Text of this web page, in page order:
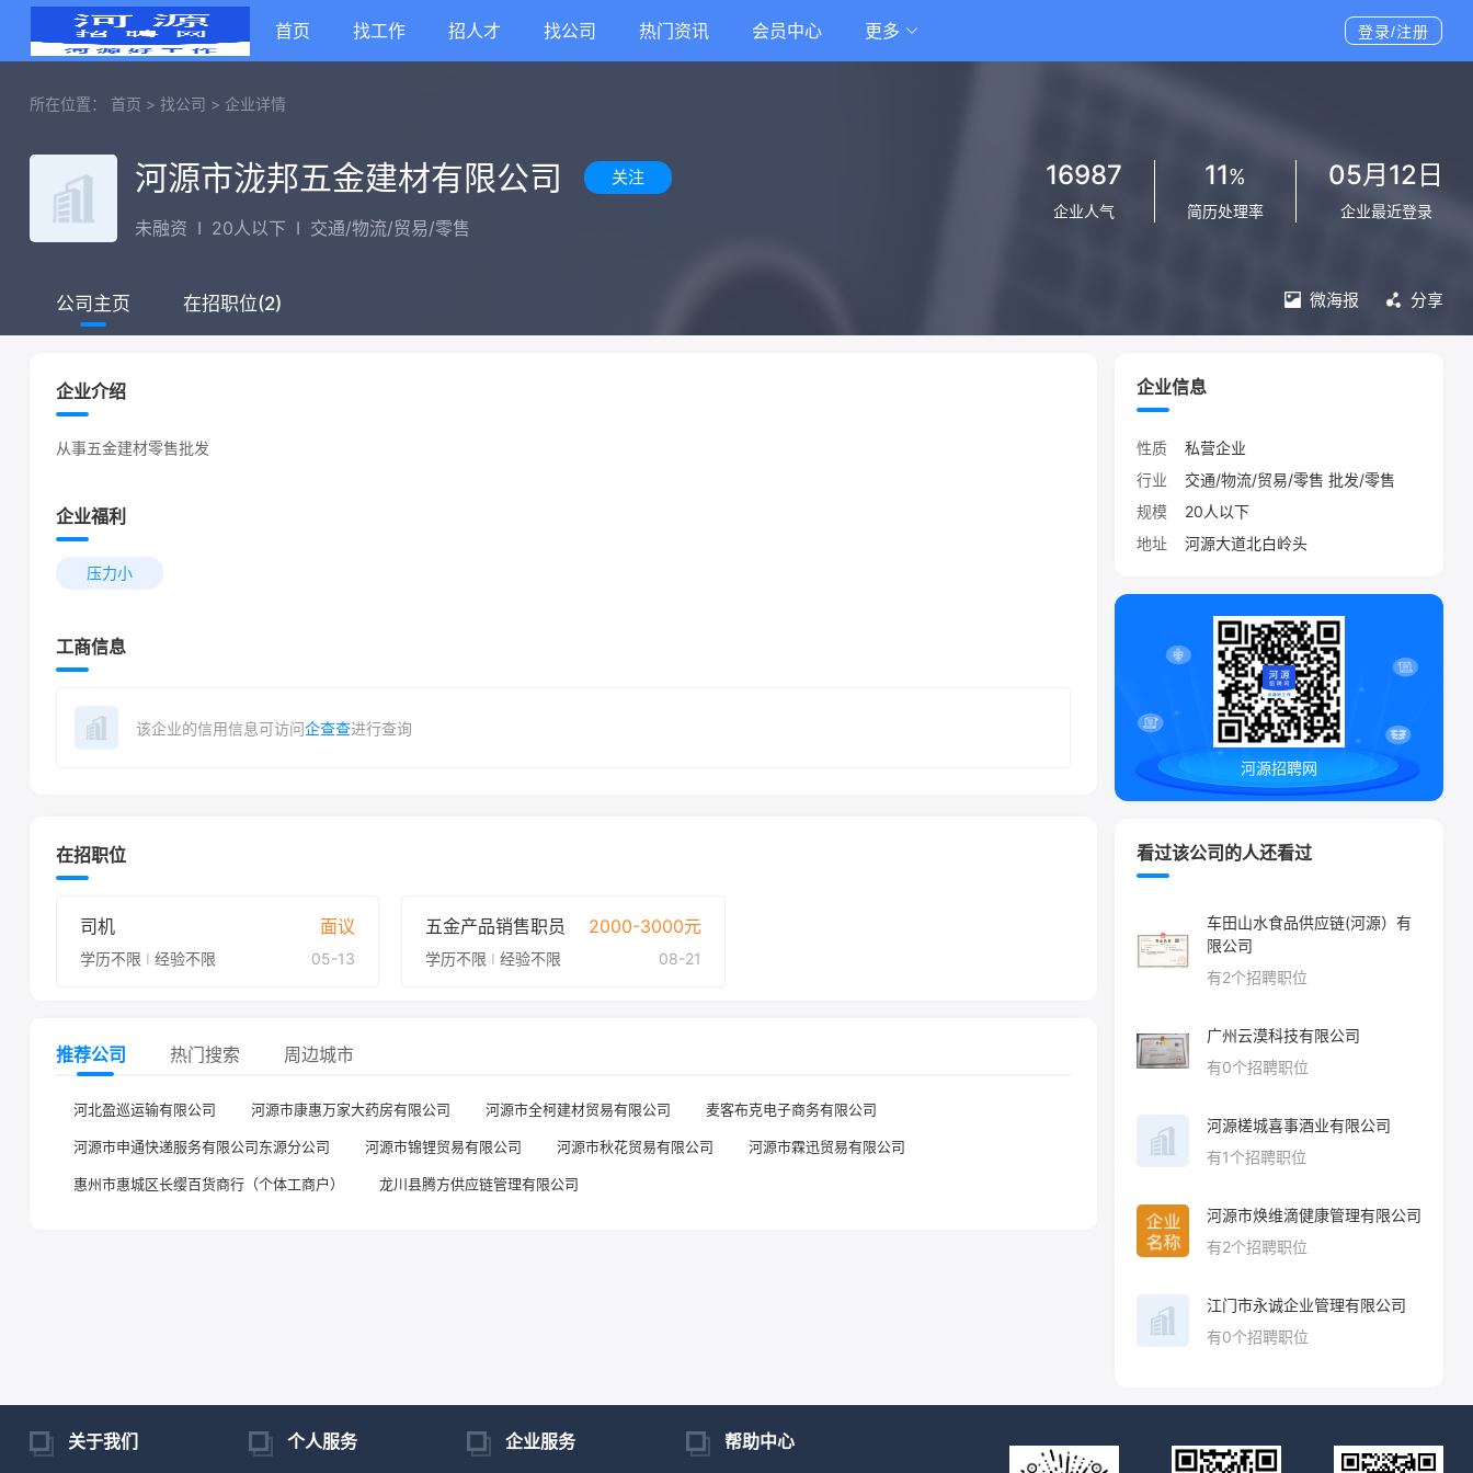
首页 找工作 招人才 找公司 热门资讯 会员中心 更多 登录/注册
所在位置： 首页 > 找公司 > 企业详情
河源市泷邦五金建材有限公司 关注
未融资 I 20人以下 I 交通/物流/贸易/零售
16987
企业人气
11%
简历处理率
05月12日
企业最近登录
公司主页 在招职位(2) 微海报 分享
企业介绍
从事五金建材零售批发
企业福利
压力小
工商信息
该企业的信用信息可访问企查查进行查询
在招职位
司机 面议
学历不限 I 经验不限 05-13
五金产品销售职员 2000-3000元
学历不限 I经验不限 08-21
推荐公司 热门搜索 周边城市
河北盈巡运输有限公司 河源市康惠万家大药房有限公司 河源市全柯建材贸易有限公司 麦客布克电子商务有限公司
河源市申通快递服务有限公司东源分公司 河源市锦锂贸易有限公司 河源市秋花贸易有限公司 河源市霖迅贸易有限公司
惠州市惠城区长缨百货商行（个体工商户） 龙川县腾方供应链管理有限公司
企业信息
性质
私营企业
行业
交通/物流/贸易/零售 批发/零售
规模
20人以下
地址
河源大道北白岭头
河源招聘网
看过该公司的人还看过
车田山水食品供应链(河源）有
限公司
有2个招聘职位
广州云漠科技有限公司
有0个招聘职位
河源槎城喜事酒业有限公司
有1个招聘职位
河源市焕维滴健康管理有限公司
有2个招聘职位
江门市永诚企业管理有限公司
有0个招聘职位
关于我们 个人服务 企业服务 帮助中心